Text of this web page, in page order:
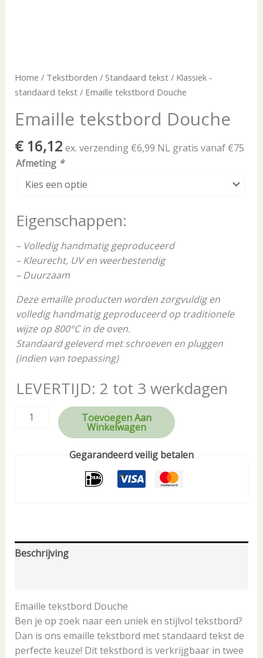
Home / Tekstborden / Standaard tekst/ Klassiek -
standaard tekst/ Emaille tekstbord Douche
Emaille tekstbord Douche
€16,12 ex. verzending €6,99 NL gratis vanaf €75
Afmeting *
Eigenschappen:
– Volledig handmatig geproduceerd
– Kleurecht, UV en weerbestendig
– Duurzaam
Deze emaille producten worden zorgvuldig en
volledig handmatig geproduceerd op traditionele
wijze op 800°C in de oven.
Standaard geleverd met schroeven en pluggen
(indien van toepassing)
LEVERTIJD: 2 tot 3 werkdagen
Toevoegen Aan
Winkelwagen
Gegarandeerd veilig betalen
Beschrijving
Emaille tekstbord Douche
Ben je op zoek naar een uniek en stijlvol tekstbord?
Dan is ons emaille tekstbord met standaard tekst de
perfecte keuze! Dit tekstbord is verkrijgbaar in twee